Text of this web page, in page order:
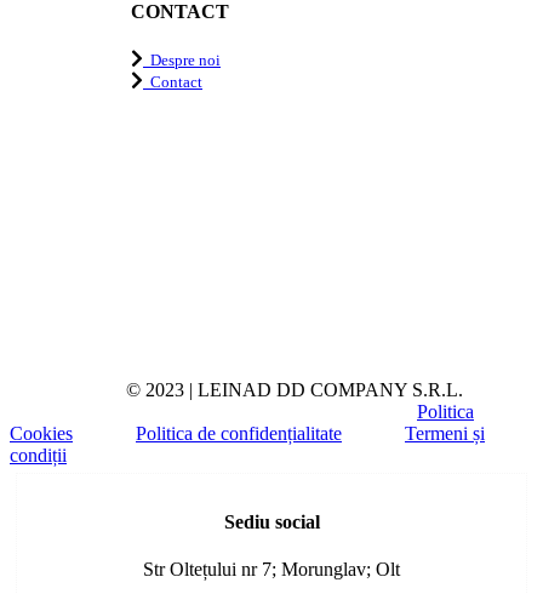
CONTACT
Despre noi
Contact
© 2023 | LEINAD DD COMPANY S.R.L.
Politica
Cookies
Politica de confidențialitate
Termeni și
condiții
Sediu social
Str Oltețului nr 7; Morunglav; Olt